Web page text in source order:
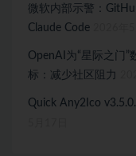
微软内部示警：
Claude Code
OpenAI为“星际之门
标：减少社区阻力
Quick Any2Ico